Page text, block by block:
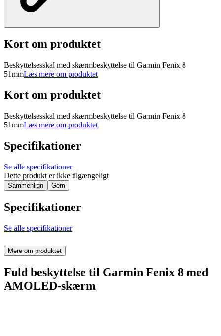
Kort om produktet
Beskyttelsesskal med skærmbeskyttelse til Garmin Fenix 8
51mmLæs mere om produktet
Kort om produktet
Beskyttelsesskal med skærmbeskyttelse til Garmin Fenix 8
51mmLæs mere om produktet
Specifikationer
Se alle specifikationer
Dette produkt er ikke tilgængeligt
Sammenlign Gem
Specifikationer
Se alle specifikationer
Mere om produktet
Fuld beskyttelse til Garmin Fenix 8 med
AMOLED-skærm